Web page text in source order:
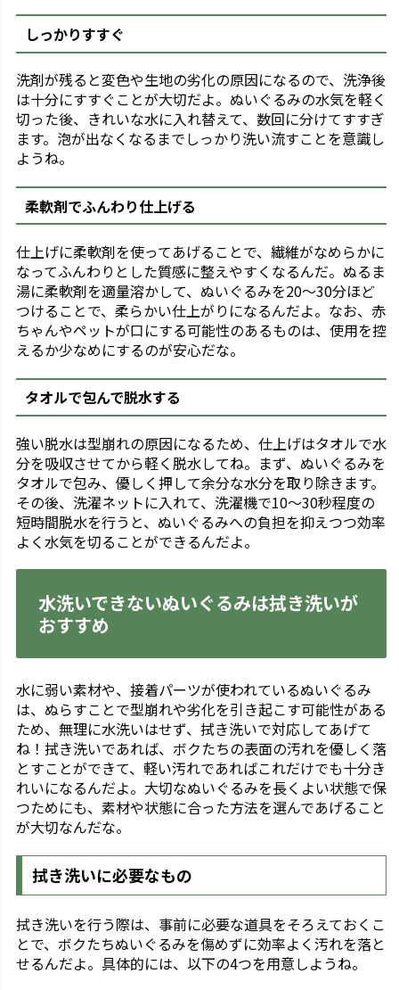
しっかりすすぐ
洗剤が残ると変色や生地の劣化の原因になるので、洗浄後
は十分にすすぐことが大切だよ。ぬいぐるみの水気を軽く
切った後、きれいな水に入れ替えて、数回に分けてすすぎ
ます。泡が出なくなるまでしっかり洗い流すことを意識し
ようね。
柔軟剤でふんわり仕上げる
仕上げに柔軟剤を使ってあげることで、繊維がなめらかに
なってふんわりとした質感に整えやすくなるんだ。ぬるま
湯に柔軟剤を適量溶かして、ぬいぐるみを20～30分ほど
つけることで、柔らかい仕上がりになるんだよ。なお、赤
ちゃんやペットが口にする可能性のあるものは、使用を控
えるか少なめにするのが安心だな。
タオルで包んで脱水する
強い脱水は型崩れの原因になるため、仕上げはタオルで水
分を吸収させてから軽く脱水してね。まず、ぬいぐるみを
タオルで包み、優しく押して余分な水分を取り除きます。
その後、洗濯ネットに入れて、洗濯機で10〜30秒程度の
短時間脱水を行うと、ぬいぐるみへの負担を抑えつつ効率
よく水気を切ることができるんだよ。
水洗いできないぬいぐるみは拭き洗いが
おすすめ
水に弱い素材や、接着パーツが使われているぬいぐるみ
は、ぬらすことで型崩れや劣化を引き起こす可能性がある
ため、無理に水洗いはせず、拭き洗いで対応してあげて
ね！拭き洗いであれば、ボクたちの表面の汚れを優しく落
とすことができて、軽い汚れであればこれだけでも十分き
れいになるんだよ。大切なぬいぐるみを長くよい状態で保
つためにも、素材や状態に合った方法を選んであげること
が大切なんだな。
拭き洗いに必要なもの
拭き洗いを行う際は、事前に必要な道具をそろえておくこ
とで、ボクたちぬいぐるみを傷めずに効率よく汚れを落と
せるんだよ。具体的には、以下の4つを用意しようね。